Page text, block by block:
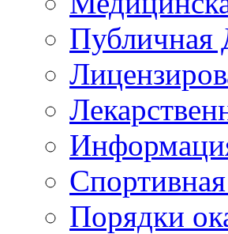
Публичная
Порядки